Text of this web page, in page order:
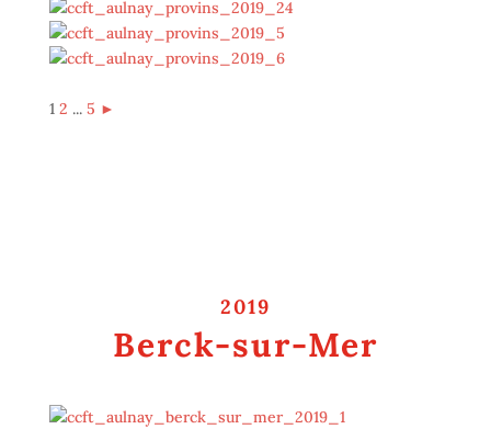
1 2 ... 5 ►
2019
Berck-sur-Mer